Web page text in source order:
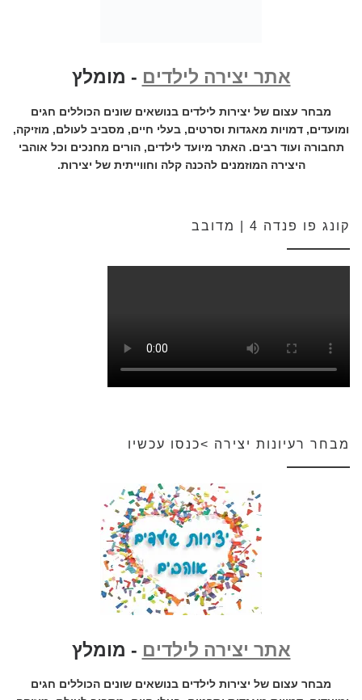
אתר יצירה לילדים - מומלץ
מבחר עצום של יצירות לילדים בנושאים שונים הכוללים חגים
ומועדים, דמויות מאגדות וסרטים, בעלי חיים, מסביב לעולם, מוזיקה,
תחבורה ועוד רבים. האתר מיועד לילדים, הורים מחנכים וכל אוהבי
היצירה המוזמנים להכנה קלה וחווייתית של יצירות.
קונג פו פנדה 4 | מדובב
מבחר רעיונות יצירה >כנסו עכשיו
אתר יצירה לילדים - מומלץ
מבחר עצום של יצירות לילדים בנושאים שונים הכוללים חגים